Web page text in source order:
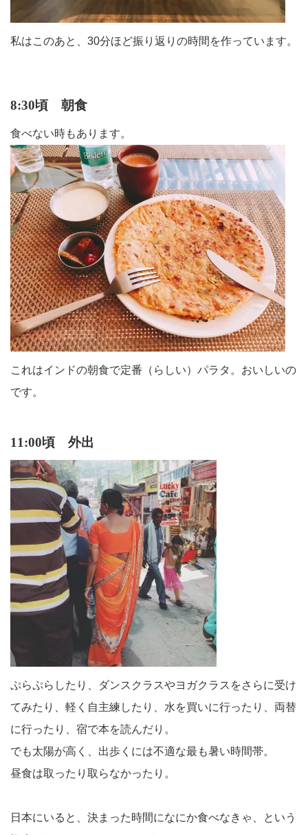
私はこのあと、30分ほど振り返りの時間を作っています。
8:30頃 朝食
食べない時もあります。
これはインドの朝食で定番（らしい）パラタ。おいしいの
です。
11:00頃 外出
ぷらぷらしたり、ダンスクラスやヨガクラスをさらに受け
てみたり、軽く自主練したり、水を買いに行ったり、両替
に行ったり、宿で本を読んだり。
でも太陽が高く、出歩くには不適な最も暑い時間帯。
昼食は取ったり取らなかったり。
日本にいると、決まった時間になにか食べなきゃ、という